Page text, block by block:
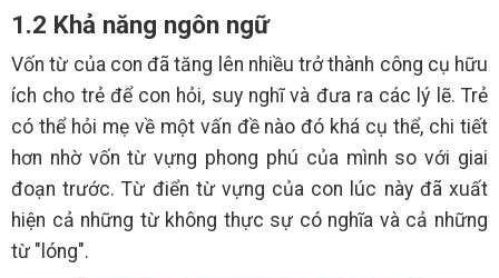
1.2 Khả năng ngôn ngữ
Vốn từ của con đã tăng lên nhiều trở thành công cụ hữu
ích cho trẻ để con hỏi, suy nghĩ và đưa ra các lý lẽ. Trẻ
có thể hỏi mẹ về một vấn đề nào đó khá cụ thể, chi tiết
hơn nhờ vốn từ vựng phong phú của mình so với giai
đoạn trước. Từ điển từ vựng của con lúc này đã xuất
hiện cả những từ không thực sự có nghĩa và cả những
từ "lóng".